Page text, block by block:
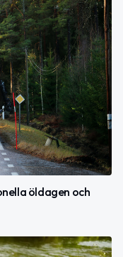
öldagen och